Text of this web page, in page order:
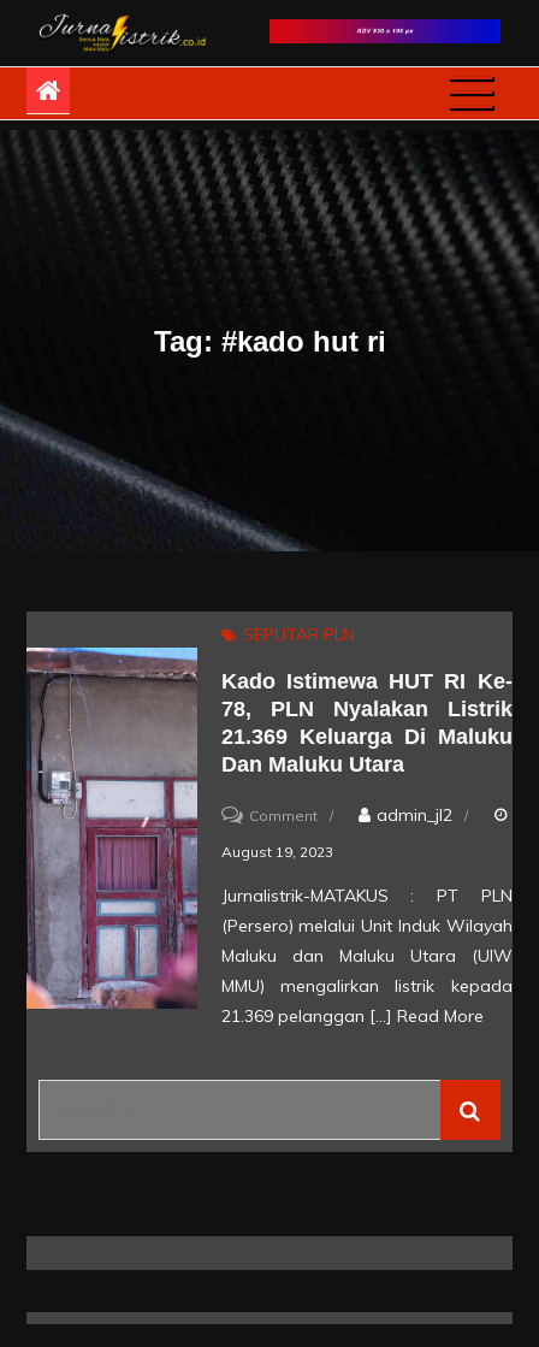
contentJurnaListrik
Semua Mata adalah
Mata-Mata
Tag: #kado hut ri
SEPUTAR PLN
Kado Istimewa HUT RI Ke-
78, PLN Nyalakan Listrik
21.369 Keluarga Di Maluku
Dan Maluku Utara
Commenton
Kado
Ke-
78,
Nyalakan
21.369
Maluku
admin_jl2
August 19, 2023
Jurnalistrik-MATAKUS : PT PLN
(Persero) melalui Unit Induk Wilayah
Maluku dan Maluku Utara (UIW
MMU) mengalirkan listrik kepada
21.369 pelanggan […] Read More